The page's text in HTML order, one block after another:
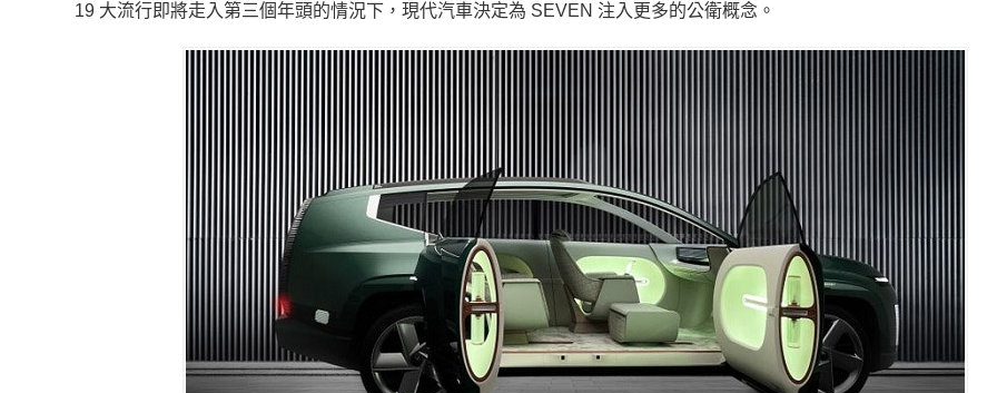
19 大流行即將走入第三個年頭的情況下，現代汽車決定為 SEVEN 注入更多的公衛概念。